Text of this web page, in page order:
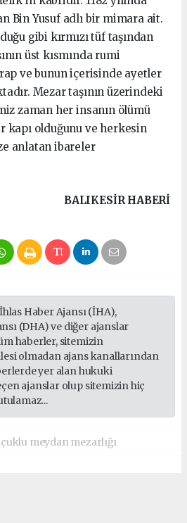
Bin Yusuf adlı bir mimara ait.
gibi kırmızı tüf taşından
üst kısmında rumi
ve bunun içerisinde ayetler
Mezar taşının üzerindeki
zaman her insanın ölümü
kapı olduğunu ve herkesin
anlatan ibareler
BALIKESIR HABERİ
Haber Ajansı (İHA),
(DHA) ve diğer ajanslar
haberler, sitemizin
olmadan ajans kanallarından
yer alan hukuki
ajanslar olup sitemizin hiç
meydan mezarlığı